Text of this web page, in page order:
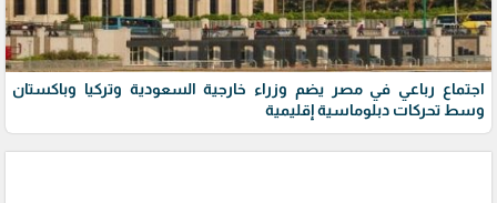
اجتماع رباعي في مصر يضم وزراء خارجية السعودية وتركيا وباكستان
وسط تحركات دبلوماسية إقليمية